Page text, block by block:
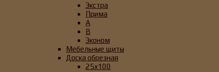
Экстра
Прима
А
B
Эконом
Мебельные щиты
Доска обрезная
25x100